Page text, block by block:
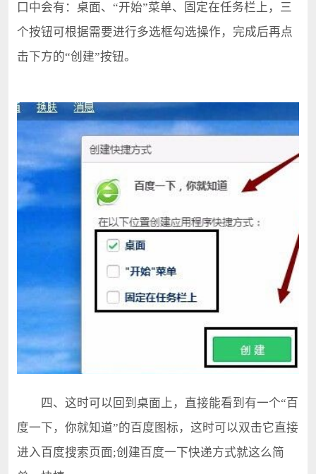
口中会有：桌面、“开始”菜单、固定在任务栏上，三
个按钮可根据需要进行多选框勾选操作，完成后再点
击下方的“创建”按钮。
四、这时可以回到桌面上，直接能看到有一个“百
度一下，你就知道”的百度图标，这时可以双击它直接
进入百度搜索页面;创建百度一下快递方式就这么简